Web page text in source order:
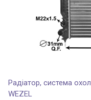
Радіатор, система
WEZEL